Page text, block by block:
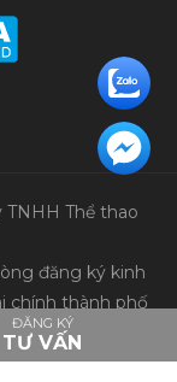
TNHH Thể thao
đăng ký kinh
chính thành phố
Thiên Trường
ĐĂNG KÝ
TƯ VẤN